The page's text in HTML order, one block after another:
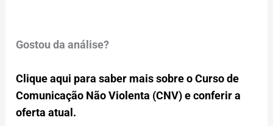
Gostou da análise?
Clique aqui para saber mais sobre o Curso de
Comunicação Não Violenta (CNV) e conferir a
oferta atual.